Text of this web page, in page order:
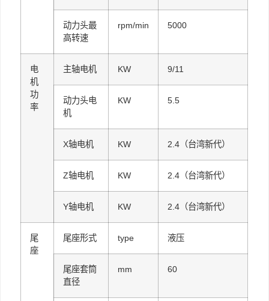
动力头最
高转速
rpm/min 5000
电
机
功
率
主轴电机 KW 9/11
动力头电
机
KW 5.5
X轴电机 KW 2.4（台湾新代）
Z轴电机 KW 2.4（台湾新代）
Y轴电机 KW 2.4（台湾新代）
尾
座
尾座形式 type 液压
尾座套筒
直径
mm 60